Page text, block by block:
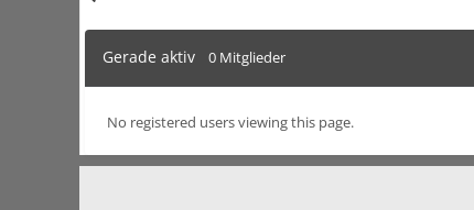
Gerade aktiv 0 Mitglieder
No registered users viewing this page.